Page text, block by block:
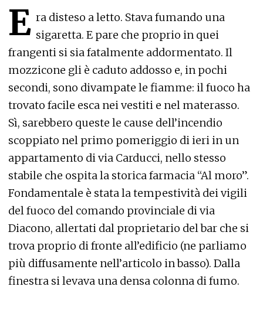
E ra disteso a letto. Stava fumando una
sigaretta. E pare che proprio in quei
frangenti si sia fatalmente addormentato. Il
mozzicone gli è caduto addosso e, in pochi
secondi, sono divampate le fiamme: il fuoco ha
trovato facile esca nei vestiti e nel materasso.
Sì, sarebbero queste le cause dell’incendio
scoppiato nel primo pomeriggio di ieri in un
appartamento di via Carducci, nello stesso
stabile che ospita la storica farmacia “Al moro”.
Fondamentale è stata la tempestività dei vigili
del fuoco del comando provinciale di via
Diacono, allertati dal proprietario del bar che si
trova proprio di fronte all’edificio (ne parliamo
più diffusamente nell’articolo in basso). Dalla
finestra si levava una densa colonna di fumo.